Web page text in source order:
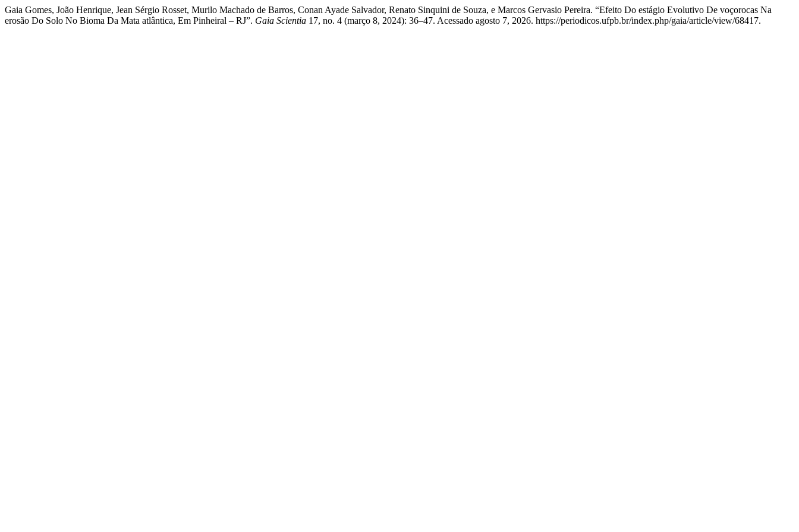
Gaia Gomes, João Henrique, Jean Sérgio Rosset, Murilo Machado de Barros, Conan Ayade Salvador, Renato Sinquini de Souza, e Marcos Gervasio Pereira. “Efeito Do estágio Evolutivo De voçorocas Na
erosão Do Solo No Bioma Da Mata atlântica, Em Pinheiral – RJ”. Gaia Scientia 17, no. 4 (março 8, 2024): 36–47. Acessado agosto 7, 2026. https://periodicos.ufpb.br/index.php/gaia/article/view/68417.